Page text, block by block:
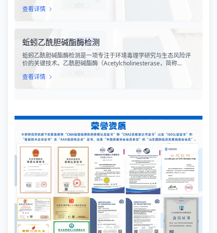
形成生物膜。藻类的生长不仅会影响产品的外观，导致表面变色、
查看详情
蚯蚓乙酰胆碱酯酶检测
蚯蚓乙酰胆碱酯酶检测是一项专注于环境毒理学研究与生态风险评
价的关键技术。乙酰胆碱酯酶（Acetylcholinesterase，简称
主要功能是水解神经递质乙酰胆碱，终止神经冲动的传递，保证神
查看详情